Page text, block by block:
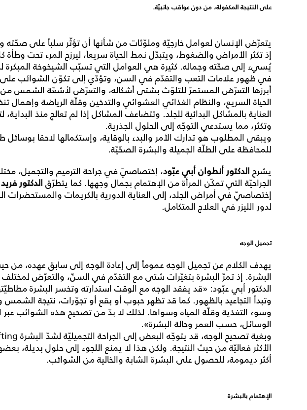
على النتيجة المكفولة، من دون عواقب جانبيّة.
يتعرّض الإنسان لعوامل خارجيّة وملوّثات من شأنها أن تؤثّر سلباً على
إذ تكثر الأمراض والضغوط، ويتبدّل نمط الحياة سريعاً، ليرزح المرء تحت
يُسيء إلى صحّته وجماله. كثيرة هي العوامل التي تسبّب الشيخوخة المبكرة
في ظهور علامات التعب والتقدّم في السن، وتؤدّي إلى تكوّن الشوائب
أبرزها التعرّض المستمرّ للتلوّث بشتى أشكاله، والتعرّض لأشعّة الشمس
الحياة السريع، والنظام الغذائي العشوائي والتدخين وقلّة الرياضة وإهمال
العناية بالمشاكل البدائية للجلد. وتتضاعف المشاكل إذا لم تعالج منذ
وتكثر، مما يستدعي التوجّه إلى الحلول الجذرية.
ويبقى المطلوب هو تدارك الأمر والبدء بالوقاية، وإستكمالها لاحقاً بوسائل
للمحافظة على الطلّة الجميلة والبشرة الصحّيّة.
يشرح الدكتور أنطوان أبي عبّود، إختصاصيّ في جراحة الترميم والتجميل،
الجراحيّة التي تمكّن المرأة من الإهتمام بجمال وجهها. كما يتطرّق الدكتور
إختصاصيّ في أمراض الجلد، إلى العناية الدورية بالكريمات والمستحضرات
لدور الليزر في العلاج المتكامل.
تجميل الوجه
يهدف الكلام عن تجميل الوجه عموماً إلى إعادة الوجه إلى سابق عهده، من
البشرة. إذ تمرّ البشرة بتغيّرات شتى مع التقدّم في السنّ، والتعرّض
الدكتور أبي عبّود: «قد يفقد الوجه مع الوقت استدارته وتخسر البشرة
وتبدأ التجاعيد بالظهور. كما قد تظهر حبوب أو بقع أو تجوّرات، نتيجة
وسوء التغذية وقلّة المياه وسواها. لذلك لا بدّ من تصحيح هذه الشوائب عبر
الوسائل، حسب العمر وحالة البشرة».
الأكثر فعاليّة من حيث النتيجة. ولكن هذا لا يمنع اللجوء إلى حلول بديلة،
أكثر ديمومة، للحصول على البشرة الشابة والخالية من الشوائب.
الإهتمام بالبشرة